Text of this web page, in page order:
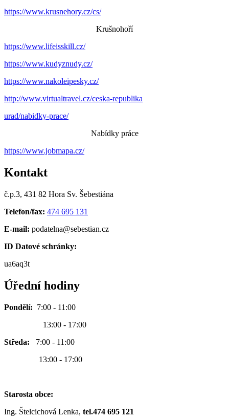
https://www.krusnehory.cz/cs/
Krušnohoří
https://www.lifeisskill.cz/
https://www.kudyznudy.cz/
https://www.nakoleipesky.cz/
http://www.virtualtravel.cz/ceska-republika
urad/nabidky-prace/
Nabídky práce
https://www.jobmapa.cz/
Kontakt
č.p.3, 431 82 Hora Sv. Šebestiána
Telefon/fax: 474 695 131
E-mail: podatelna@sebestian.cz
ID Datové schránky:
ua6aq3t
Úřední hodiny
Pondělí: 7:00 - 11:00
13:00 - 17:00
Středa: 7:00 - 11:00
13:00 - 17:00
Starosta obce:
Ing. Štelcichová Lenka, tel.474 695 121